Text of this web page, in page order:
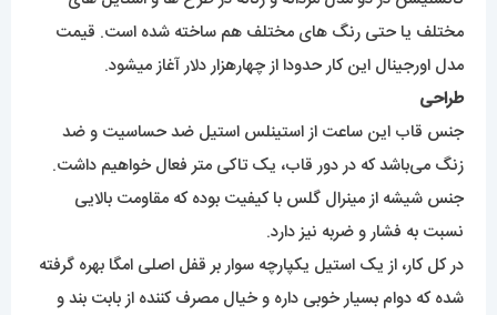
مختلف یا حتی رنگ های مختلف هم ساخته شده است. قیمت
مدل اورجینال این کار حدودا از چهارهزار دلار آغاز میشود.
طراحی
جنس قاب این ساعت از استینلس استیل ضد حساسیت و ضد
زنگ می‌باشد که در دور قاب، یک تاکی متر فعال خواهیم داشت.
جنس شیشه از مینرال گلس با کیفیت بوده که مقاومت بالایی
نسبت به فشار و ضربه نیز دارد.
در کل کار، از یک استیل یکپارچه سوار بر قفل اصلی امگا بهره گرفته
شده که دوام بسیار خوبی داره و خیال مصرف کننده از بابت بند و